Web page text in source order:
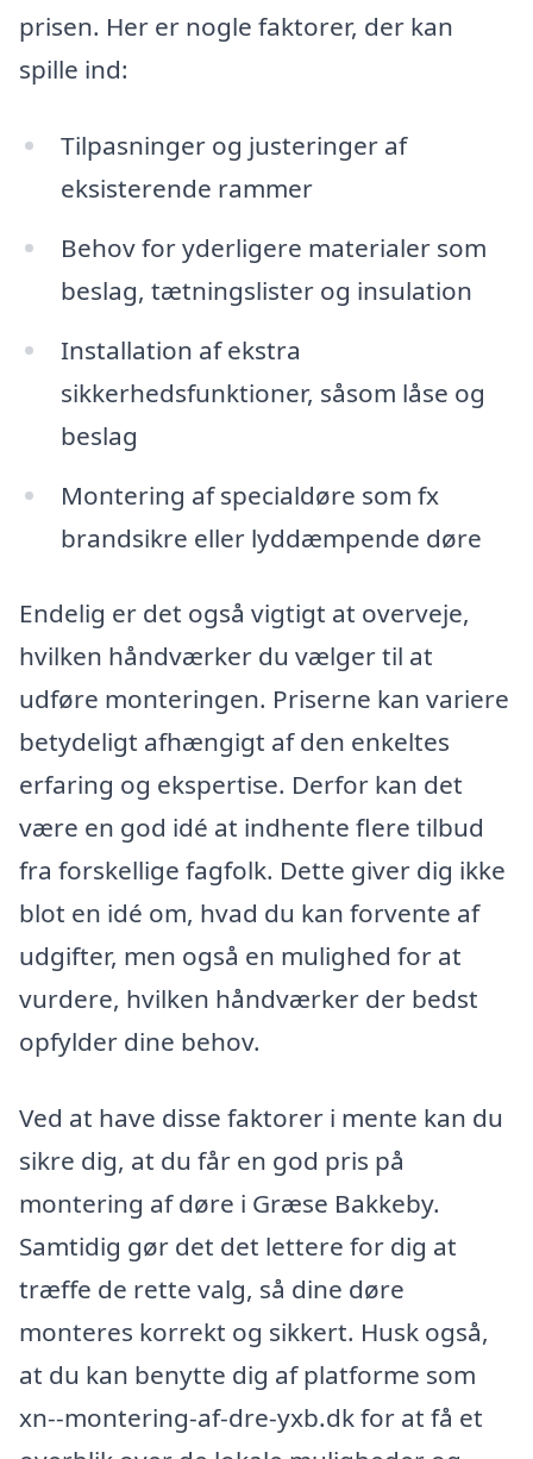
prisen. Her er nogle faktorer, der kan
spille ind:
Tilpasninger og justeringer af
eksisterende rammer
Behov for yderligere materialer som
beslag, tætningslister og insulation
Installation af ekstra
sikkerhedsfunktioner, såsom låse og
beslag
Montering af specialdøre som fx
brandsikre eller lyddæmpende døre
Endelig er det også vigtigt at overveje,
hvilken håndværker du vælger til at
udføre monteringen. Priserne kan variere
betydeligt afhængigt af den enkeltes
erfaring og ekspertise. Derfor kan det
være en god idé at indhente flere tilbud
fra forskellige fagfolk. Dette giver dig ikke
blot en idé om, hvad du kan forvente af
udgifter, men også en mulighed for at
vurdere, hvilken håndværker der bedst
opfylder dine behov.
Ved at have disse faktorer i mente kan du
sikre dig, at du får en god pris på
montering af døre i Græse Bakkeby.
Samtidig gør det det lettere for dig at
træffe de rette valg, så dine døre
monteres korrekt og sikkert. Husk også,
at du kan benytte dig af platforme som
xn--montering-af-dre-yxb.dk for at få et